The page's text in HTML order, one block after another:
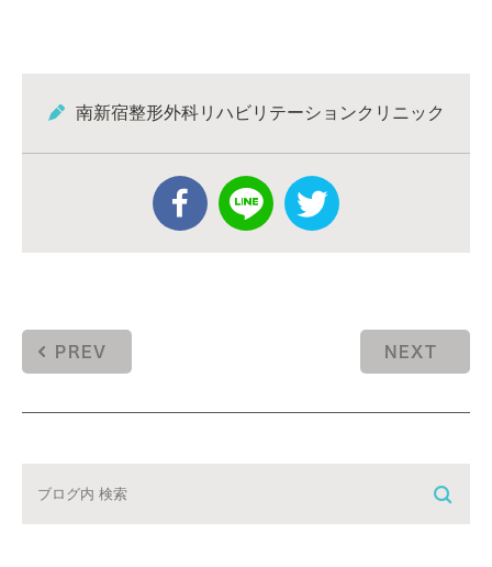
南新宿整形外科リハビリテーションクリニック
PREV NEXT